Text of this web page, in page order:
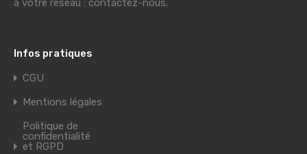
à votre réseau : contactez-nous.
Infos pratiques
CGU
Mentions légales
Politique de
confidentialité
et RGPD